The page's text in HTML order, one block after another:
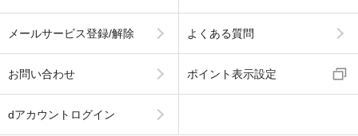
メールサービス登録/解除 よくある質問
お問い合わせ ポイント表示設定
dアカウントログイン